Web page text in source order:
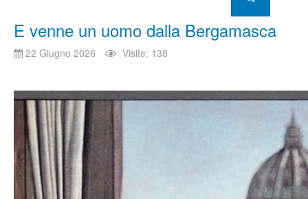
E venne un uomo dalla Bergamasca
22 Giugno 2026 Visite: 138